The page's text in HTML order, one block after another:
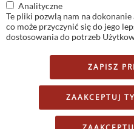
© 2026
Sklep
Analityczne
Te pliki pozwlą nam na
co może przyczynić się do jego
dostosowania do potrzeb
ZAPISZ
ZAAKCEPTUJ